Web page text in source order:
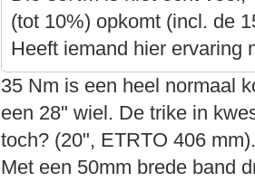
(tot 10%) opkomt (incl. de
Heeft iemand hier ervaring
35 Nm is een heel normaal
een 28" wiel. De trike in
toch? (20", ETRTO 406
Met een 50mm brede band